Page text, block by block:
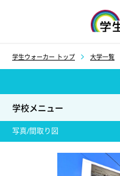
学生ウォーカー トップ 大学一覧
学校メニュー
写真/間取り図